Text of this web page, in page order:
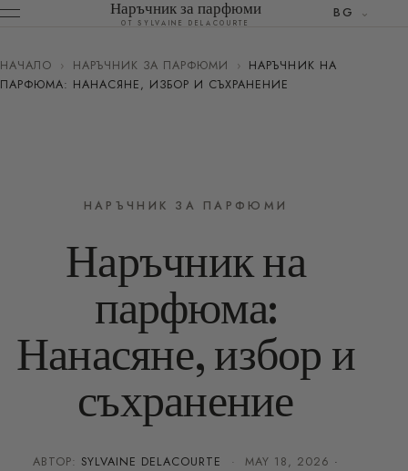
Наръчник за парфюми
ОТ SYLVAINE DELACOURTE
BG
НАЧАЛО › НАРЪЧНИК ЗА ПАРФЮМИ › НАРЪЧНИК НА
ПАРФЮМА: НАНАСЯНЕ, ИЗБОР И СЪХРАНЕНИЕ
НАРЪЧНИК ЗА ПАРФЮМИ
Наръчник на
парфюма:
Нанасяне, избор и
съхранение
АВТОР: SYLVAINE DELACOURTE · MAY 18, 2026 ·